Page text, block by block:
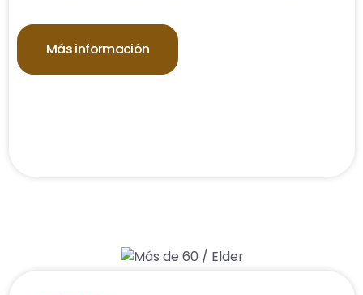
Más información